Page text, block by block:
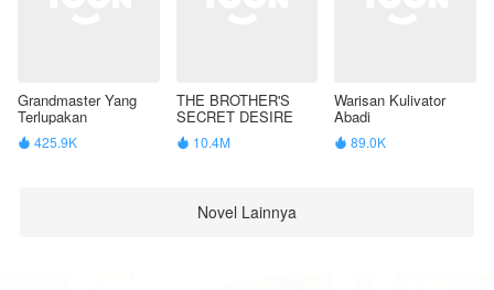
Grandmaster Yang
Terlupakan
 425.9K
THE BROTHER'S
SECRET DESIRE
 10.4M
Warisan Kulivator
Abadi
 89.0K
Novel Lainnya